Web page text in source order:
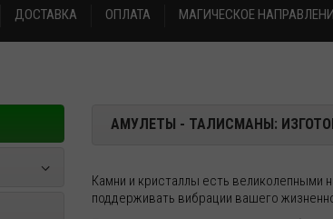
ДОСТАВКА ОПЛАТА МАГИЧЕСКОЕ
АМУЛЕТЫ - ТАЛИСМАНЫ:
Камни и кристаллы есть великолепными
поддерживать вибрации вашего